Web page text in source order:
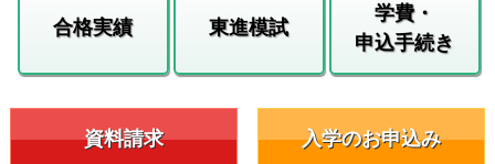
合格実績 東進模試
学費・
申込手続き
資料請求 入学のお申込み